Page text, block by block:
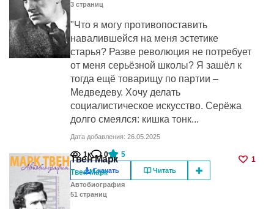
3 cтраниц
"Что я могу противопоставить
навалившейся на меня эстетике
старья? Разве революция не потребует
от меня серьёзной школы? Я зашёл к
тогда ещё товарищу по партии –
Медведеву. Хочу делать
социалистическое искусство. Серёжа
долго смеялся: кишка тонк...
Дата добавления: 26.05.2025
1к 0 5
Скачать Читать
Твен Марк
1
Твен Марк
Автобиография
51 cтраниц